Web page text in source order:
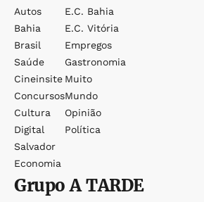
Autos
Bahia
Brasil
Saúde
Cineinsite
Concursos
Cultura
Digital
Salvador
Economia
E.c. Bahia
E.c. Vitória
Empregos
Gastronomia
Muito
Mundo
Opinião
Política
GrupoA TARDE